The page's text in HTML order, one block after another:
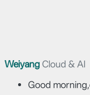
Weiyang Cloud & AI
Good